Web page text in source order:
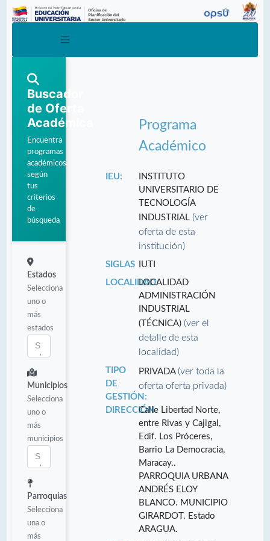
Buscador
de Oferta
Académica
Encuentra
programas
académicos
según
tus
criterios
de
búsqueda
Estados
Selecciona
uno o
más
estados
Municipios
Selecciona
uno o
más
municipios
Parroquias
Selecciona
una o
más
Programa
Académico
IEU:
INSTITUTO
UNIVERSITARIO DE
TECNOLOGÍA
INDUSTRIAL(ver
oferta de esta
institución)
SIGLAS
IUTI
LOCALIDAD:LOCALIDAD
ADMINISTRACIÓN
INDUSTRIAL
(TÉCNICA)(ver el
detalle de esta
localidad)
TIPO
DE
GESTIÓN:
PRIVADA(ver toda la
oferta oferta privada)
DIRECCIÓN:Calle Libertad Norte,
entre Rivas y Cajigal,
Edif. Los Próceres,
Barrio La Democracia,
Maracay..
PARROQUIA URBANA
ANDRÉS ELOY
BLANCO. MUNICIPIO
GIRARDOT. Estado
ARAGUA.